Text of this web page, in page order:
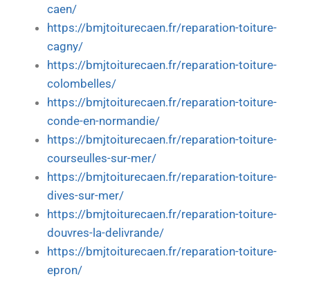
caen/
https://bmjtoiturecaen.fr/reparation-toiture-
cagny/
https://bmjtoiturecaen.fr/reparation-toiture-
colombelles/
https://bmjtoiturecaen.fr/reparation-toiture-
conde-en-normandie/
https://bmjtoiturecaen.fr/reparation-toiture-
courseulles-sur-mer/
https://bmjtoiturecaen.fr/reparation-toiture-
dives-sur-mer/
https://bmjtoiturecaen.fr/reparation-toiture-
douvres-la-delivrande/
https://bmjtoiturecaen.fr/reparation-toiture-
epron/